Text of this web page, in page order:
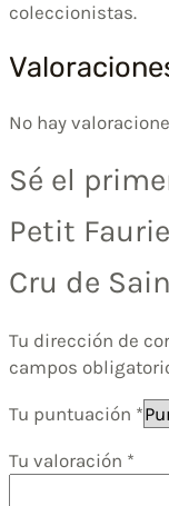
coleccionistas.
No hay
Sé el
Petit
Cru de
Tu dirección de
campos
Tu puntuación *
Tu valoración *